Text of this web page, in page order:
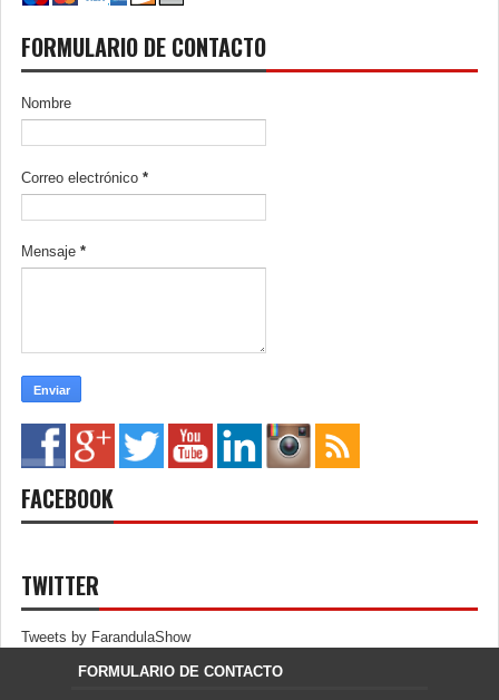
FORMULARIO DE CONTACTO
Nombre
Correo electrónico *
Mensaje *
FACEBOOK
TWITTER
Tweets by FarandulaShow
FORMULARIO DE CONTACTO